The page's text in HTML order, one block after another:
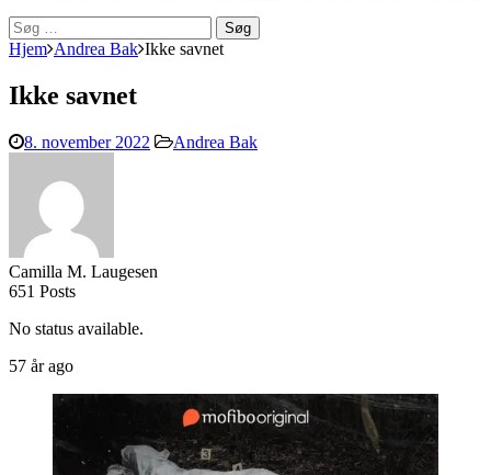
Søg
efter:
Hjem Andrea Bak Ikke savnet
Ikke savnet
8. november 2022 Andrea Bak
Camilla M. Laugesen
651 Posts
No status available.
57 år ago